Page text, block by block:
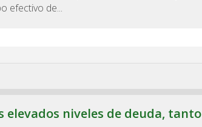
efectivo de...
elevados niveles de deuda, tanto